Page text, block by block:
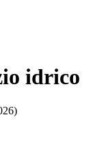
idrico